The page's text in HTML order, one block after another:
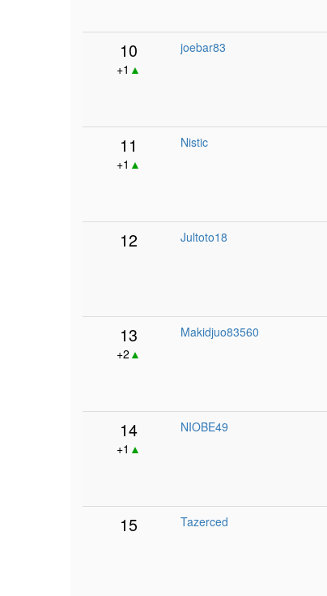
10
+1 ▲
joebar83
11
+1 ▲
Nistic
12 Jultoto18
13
+2 ▲
Makidjuo83560
14
+1 ▲
NIOBE49
15 Tazerced